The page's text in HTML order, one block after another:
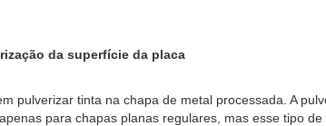
da superfície da placa
pulverizar tinta na chapa de metal processada. A
para chapas planas regulares, mas esse tipo